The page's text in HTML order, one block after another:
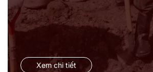
Xem chi tiết